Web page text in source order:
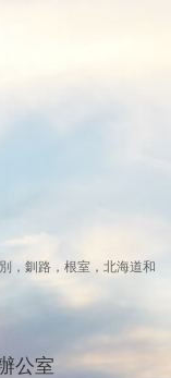
，釧路，根室，北海道和
公室